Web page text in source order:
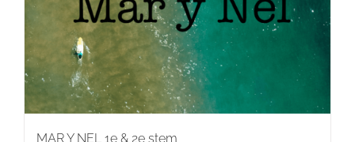
MAR Y NEL 1e & 2e stem